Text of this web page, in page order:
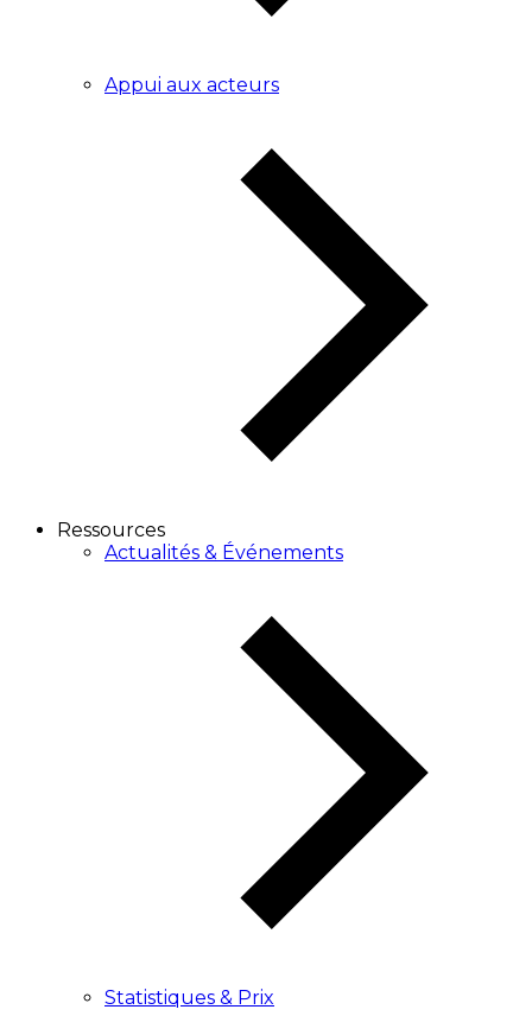
Appui aux acteurs
Ressources
Actualités & Événements
Statistiques & Prix